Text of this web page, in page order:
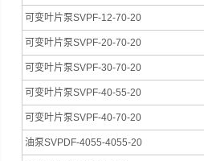
可变叶片泵SVPF-12-70-20
可变叶片泵SVPF-20-70-20
可变叶片泵SVPF-30-70-20
可变叶片泵SVPF-40-55-20
可变叶片泵SVPF-40-70-20
油泵SVPDF-4055-4055-20